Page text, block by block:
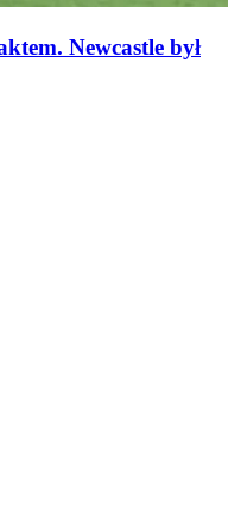
Newcastle był